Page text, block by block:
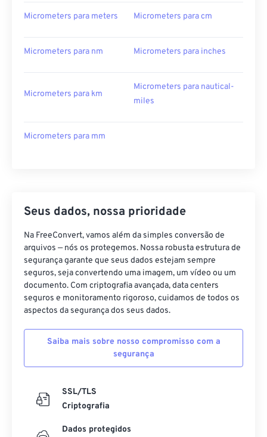
Micrometers para meters Micrometers para cm
Micrometers para nm Micrometers para inches
Micrometers para km
Micrometers para nautical-
miles
Micrometers para mm
Seus dados, nossa prioridade
Na FreeConvert, vamos além da simples conversão de
arquivos — nós os protegemos. Nossa robusta estrutura de
segurança garante que seus dados estejam sempre
seguros, seja convertendo uma imagem, um vídeo ou um
documento. Com criptografia avançada, data centers
seguros e monitoramento rigoroso, cuidamos de todos os
aspectos da segurança dos seus dados.
Saiba mais sobre nosso compromisso com a
segurança
SSL/TLS
Criptografia
Dados protegidos